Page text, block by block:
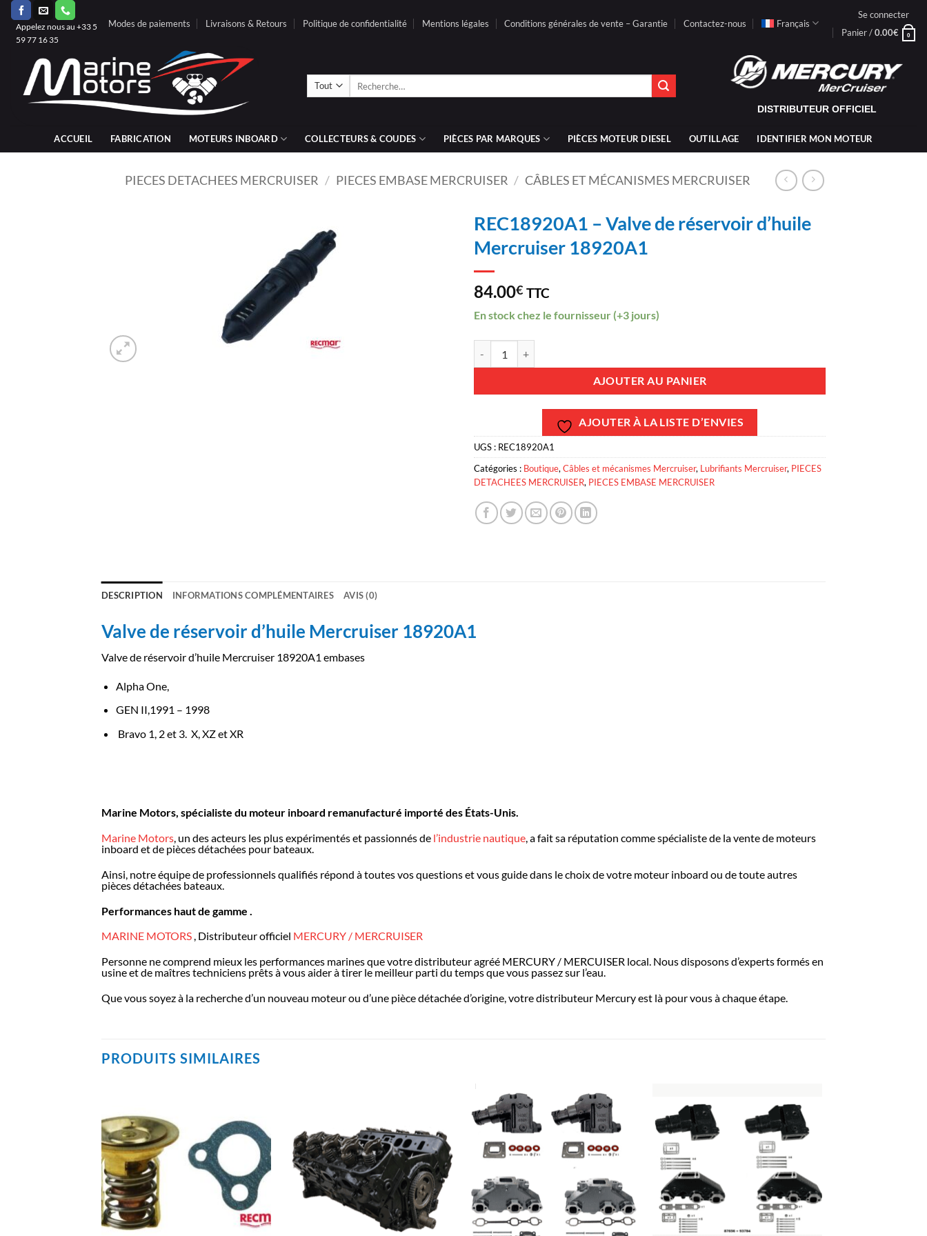
Passer
contenu
Appelez nous au +33 5
59 77 16 35
Modes de paiements Livraisons & Retours Politique de confidentialité Mentions légales Conditions générales de vente – Garantie Contactez-nous Français
Se connecter
Panier /0.00€ 0
Recherche
DISTRIBUTEUR OFFICIEL
ACCUEIL FABRICATION MOTEURS INBOARD COLLECTEURS & COUDES PIÈCES PAR MARQUES PIÈCES MOTEUR DIESEL OUTILLAGE IDENTIFIER MON MOTEUR
PIECES DETACHEES MERCRUISER / PIECES EMBASE MERCRUISER / CÂBLES ET MÉCANISMES MERCRUISER
REC18920A1 – Valve de réservoir d’huile
Mercruiser 18920A1
84.00€ TTC
En stock chez le fournisseur (+3 jours)
AJOUTER AU PANIER
AJOUTER À LA LISTE D’ENVIES
UGS : REC18920A1
Catégories : Boutique, Câbles et mécanismes Mercruiser, Lubrifiants Mercruiser, PIECES
DETACHEES MERCRUISER, PIECES EMBASE MERCRUISER
DESCRIPTION INFORMATIONS COMPLÉMENTAIRES AVIS (0)
Valve de réservoir d’huile Mercruiser 18920A1
Valve de réservoir d’huile Mercruiser 18920A1 embases
Alpha One,
GEN II,1991 – 1998
Bravo 1, 2 et 3. X, XZ et XR
Marine Motors, spécialiste du moteur inboard remanufacturé importé des États-Unis.
Marine Motors, un des acteurs les plus expérimentés et passionnés de l’industrie nautique, a fait sa réputation comme spécialiste de la vente de moteurs
inboard et de pièces détachées pour bateaux.
Ainsi, notre équipe de professionnels qualifiés répond à toutes vos questions et vous guide dans le choix de votre moteur inboard ou de toute autres
pièces détachées bateaux.
Performances haut de gamme .
MARINE MOTORS , Distributeur officiel MERCURY / MERCRUISER
Personne ne comprend mieux les performances marines que votre distributeur agréé MERCURY / MERCUISER local. Nous disposons d’experts formés en
usine et de maîtres techniciens prêts à vous aider à tirer le meilleur parti du temps que vous passez sur l’eau.
Que vous soyez à la recherche d’un nouveau moteur ou d’une pièce détachée d’origine, votre distributeur Mercury est là pour vous à chaque étape.
PRODUITS SIMILAIRES
AJOUTER
À LA
D’ENVIES
À LA
LISTE
D’ENVIES
AJOUTER
À LA
LISTE
D’ENVIES
AJOUTER
À LA
LISTE
D’ENVIES